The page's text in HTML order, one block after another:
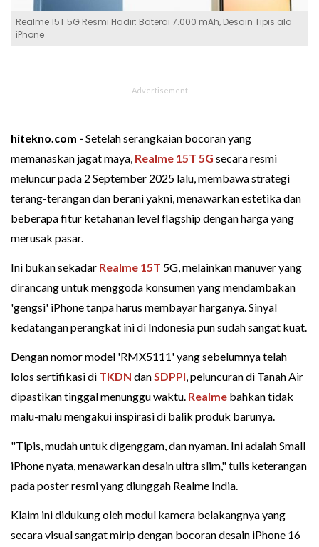
Realme 15T 5G Resmi Hadir: Baterai 7.000 mAh, Desain Tipis ala
iPhone
hitekno.com - Setelah serangkaian bocoran yang
memanaskan jagat maya, Realme 15T 5G secara resmi
meluncur pada 2 September 2025 lalu, membawa strategi
terang-terangan dan berani yakni, menawarkan estetika dan
beberapa fitur ketahanan level flagship dengan harga yang
merusak pasar.
Ini bukan sekadar Realme 15T 5G, melainkan manuver yang
dirancang untuk menggoda konsumen yang mendambakan
'gengsi' iPhone tanpa harus membayar harganya. Sinyal
kedatangan perangkat ini di Indonesia pun sudah sangat kuat.
Dengan nomor model 'RMX5111' yang sebelumnya telah
lolos sertifikasi di TKDN danSDPPI, peluncuran di Tanah Air
dipastikan tinggal menunggu waktu. Realme bahkan tidak
malu-malu mengakui inspirasi di balik produk barunya.
"Tipis, mudah untuk digenggam, dan nyaman. Ini adalah Small
iPhone nyata, menawarkan desain ultra slim," tulis keterangan
pada poster resmi yang diunggah Realme India.
Klaim ini didukung oleh modul kamera belakangnya yang
secara visual sangat mirip dengan bocoran desain iPhone 16